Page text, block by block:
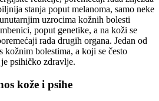
stanja poput melanoma, samo neke
uzrocima kožnih bolesti
poput genetike, a na koži se
rada drugih organa. Jedan od
kožnim bolestima, a koji se često
psihičko zdravlje.
kože i psihe